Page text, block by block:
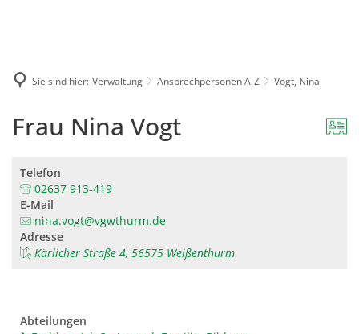
Sie sind hier: Verwaltung Ansprechpersonen A-Z Vogt, Nina
Frau Nina Vogt
Telefon
02637 913-419
E-Mail
nina.vogt@vgwthurm.de
Adresse
Kärlicher Straße 4, 56575 Weißenthurm
Abteilungen